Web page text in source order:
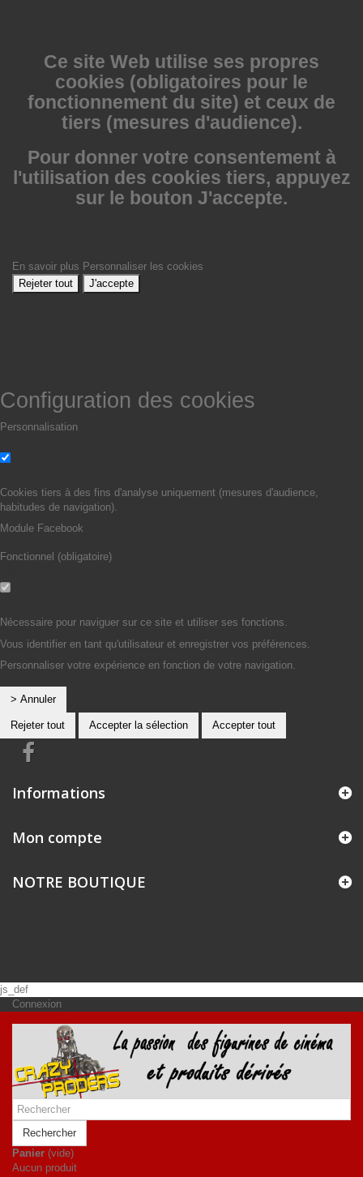
Ce site Web utilise ses propres
cookies (obligatoires pour le
fonctionnement du site) et ceux de
tiers (mesures d'audience).
Pour donner votre consentement à
l'utilisation des cookies tiers, appuyez
sur le bouton J'accepte.
En savoir plus Personnaliser les cookies
Rejeter tout
J'accepte
Configuration des cookies
Personnalisation
Cookies tiers à des fins d'analyse uniquement (mesures d'audience,
habitudes de navigation).
Module Facebook
Fonctionnel (obligatoire)
Nécessaire pour naviguer sur ce site et utiliser ses fonctions.
Vous identifier en tant qu'utilisateur et enregistrer vos préférences.
Personnaliser votre expérience en fonction de votre navigation.
> Annuler
Rejeter tout Accepter la sélection Accepter tout
Informations
Mon compte
NOTRE BOUTIQUE
js_def
Connexion
Rechercher
Panier (vide)
Aucun produit